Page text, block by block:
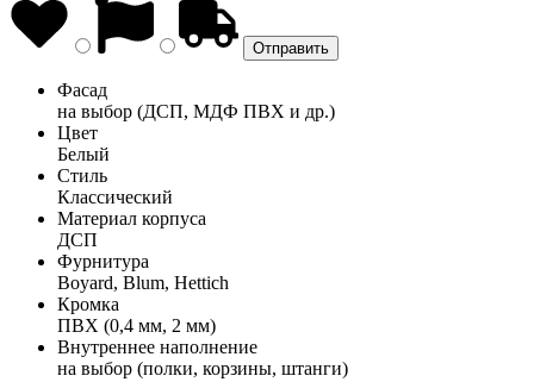
Фасад
на выбор (ДСП, МДФ ПВХ и др.)
Цвет
Белый
Стиль
Классический
Материал корпуса
ДСП
Фурнитура
Boyard, Blum, Hettich
Кромка
ПВХ (0,4 мм, 2 мм)
Внутреннее наполнение
на выбор (полки, корзины, штанги)